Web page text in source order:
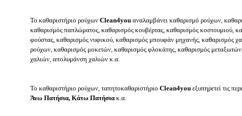
Το καθαριστήριο ρούχων Clean4you αναλαμβάνει καθαρισμό ρούχων,
καθαρισμός παπλώματος, καθαρισμός κουβέρτας, καθαρισμός κοστουμιού,
φούστας, καθαρισμός νυφικού, καθαρισμός μπουφάν μηχανής, καθαρισμός
ρούχων, καθαρισμός μοκετών, καθαρισμός φλοκάτης, καθαρισμός
χαλιών, απολυμάνση χαλιών κ.α.
Το καθαριστήριο ρούχων, ταπητοκαθαριστήριο Clean4you εξυπηρετεί τις
Άνω Πατήσια, Κάτω Πατήσια κ.α.